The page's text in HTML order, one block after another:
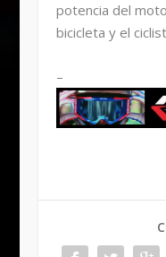
potencia del
bicicleta y el
–